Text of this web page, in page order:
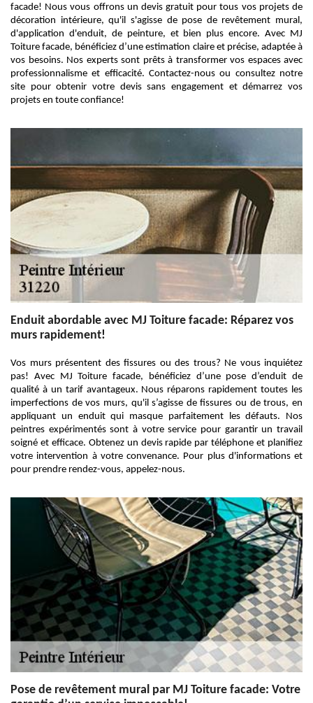
facade! Nous vous offrons un devis gratuit pour tous vos projets de
décoration intérieure, qu'il s'agisse de pose de revêtement mural,
d'application d'enduit, de peinture, et bien plus encore. Avec MJ
Toiture facade, bénéficiez d’une estimation claire et précise, adaptée à
vos besoins. Nos experts sont prêts à transformer vos espaces avec
professionnalisme et efficacité. Contactez-nous ou consultez notre
site pour obtenir votre devis sans engagement et démarrez vos
projets en toute confiance!
Enduit abordable avec MJ Toiture facade: Réparez vos
murs rapidement!
Vos murs présentent des fissures ou des trous? Ne vous inquiétez
pas! Avec MJ Toiture facade, bénéficiez d’une pose d’enduit de
qualité à un tarif avantageux. Nous réparons rapidement toutes les
imperfections de vos murs, qu'il s’agisse de fissures ou de trous, en
appliquant un enduit qui masque parfaitement les défauts. Nos
peintres expérimentés sont à votre service pour garantir un travail
soigné et efficace. Obtenez un devis rapide par téléphone et planifiez
votre intervention à votre convenance. Pour plus d'informations et
pour prendre rendez-vous, appelez-nous.
Pose de revêtement mural par MJ Toiture facade: Votre